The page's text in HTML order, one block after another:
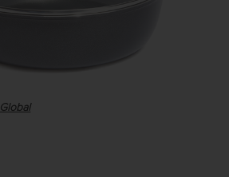
Global